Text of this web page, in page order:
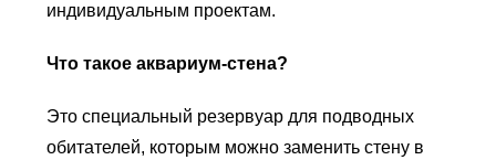
индивидуальным проектам.
Что такое аквариум-стена?
Это специальный резервуар для подводных
обитателей, которым можно заменить стену в